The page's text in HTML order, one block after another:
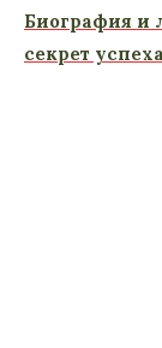
Биография и
секрет